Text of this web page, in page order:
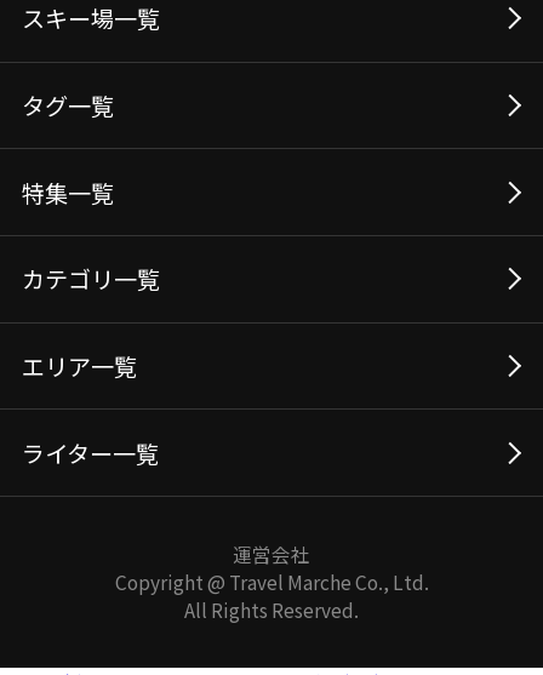
スキー場⼀覧
タグ⼀覧
特集一覧
カテゴリ一覧
エリア一覧
ライター一覧
運営会社
Copyright @ Travel Marche Co., Ltd.
All Rights Reserved.